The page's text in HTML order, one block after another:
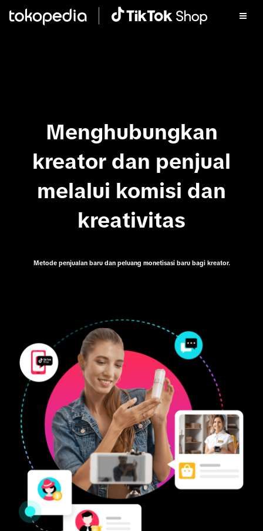
Menghubungkan
kreator dan penjual
melalui komisi dan
kreativitas
Metode penjualan baru dan peluang monetisasi baru bagi kreator.